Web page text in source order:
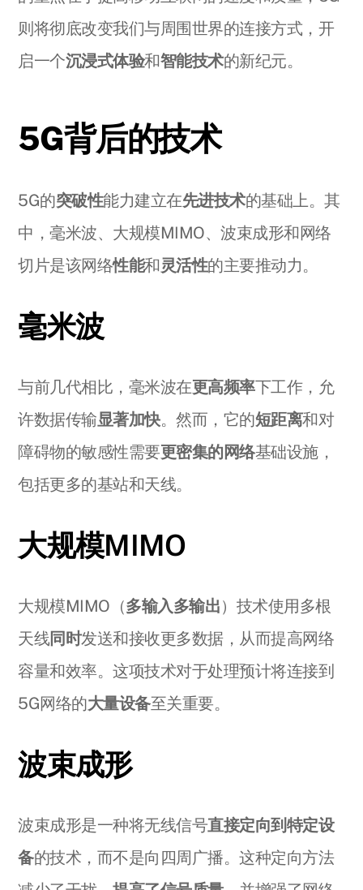
则将彻底改变我们与周围世界的连接方式，开
启一个沉浸式体验和智能技术的新纪元。
5G背后的技术
5G的突破性能力建立在先进技术的基础上。其
中，毫米波、大规模MIMO、波束成形和网络
切片是该网络性能和灵活性的主要推动力。
毫米波
与前几代相比，毫米波在更高频率下工作，允
许数据传输显著加快。然而，它的短距离和对
障碍物的敏感性需要更密集的网络基础设施，
包括更多的基站和天线。
大规模MIMO
大规模MIMO（多输入多输出）技术使用多根
天线同时发送和接收更多数据，从而提高网络
容量和效率。这项技术对于处理预计将连接到
5G网络的大量设备至关重要。
波束成形
波束成形是一种将无线信号直接定向到特定设
备的技术，而不是向四周广播。这种定向方法